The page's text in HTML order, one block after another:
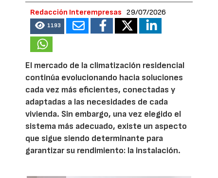
Redacción Interempresas 29/07/2026
1193
El mercado de la climatización residencial
continúa evolucionando hacia soluciones
cada vez más eficientes, conectadas y
adaptadas a las necesidades de cada
vivienda. Sin embargo, una vez elegido el
sistema más adecuado, existe un aspecto
que sigue siendo determinante para
garantizar su rendimiento: la instalación.